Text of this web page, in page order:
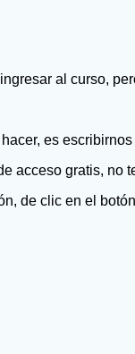
al curso,
es
acceso gratis, no
de clic en el